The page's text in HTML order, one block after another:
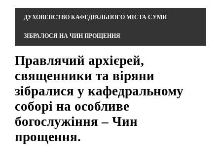
ДУХОВЕНСТВО КАФЕДРАЛЬНОГО МІСТА СУМИ
ЗІБРАЛОСЯ НА ЧИН ПРОЩЕННЯ
Правлячий архієрей,
священники та віряни
зібралися у кафедральному
соборі на особливе
богослужіння – Чин
прощення.